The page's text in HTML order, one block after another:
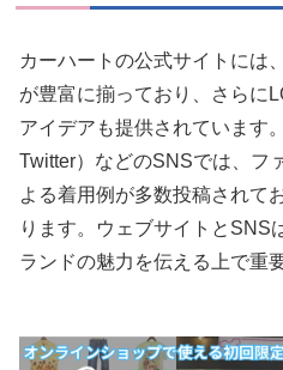
カーハートの公式サイトには
が豊富に揃っており、さらに
アイデアも提供されています
Twitter）などのSNSでは、フ
よる着用例が多数投稿されて
ります。ウェブサイトとSNS
ランドの魅力を伝える上で重